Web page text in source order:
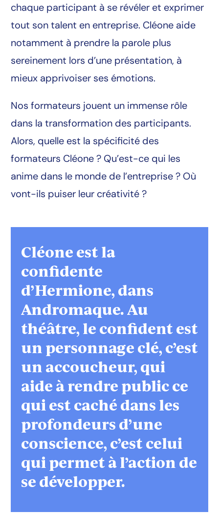
chaque participant à se révéler et exprimer
tout son talent en entreprise. Cléone aide
notamment à prendre la parole plus
sereinement lors d’une présentation, à
mieux apprivoiser ses émotions.
Nos formateurs jouent un immense rôle
dans la transformation des participants.
Alors, quelle est la spécificité des
formateurs Cléone ? Qu’est-ce qui les
anime dans le monde de l’entreprise ? Où
vont-ils puiser leur créativité ?
Cléone est la
confidente
d’Hermione, dans
Andromaque. Au
théâtre, le confident est
un personnage clé, c’est
un accoucheur, qui
aide à rendre public ce
qui est caché dans les
profondeurs d’une
conscience, c’est celui
qui permet à l’action de
se développer.